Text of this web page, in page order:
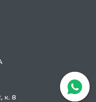
к. 8